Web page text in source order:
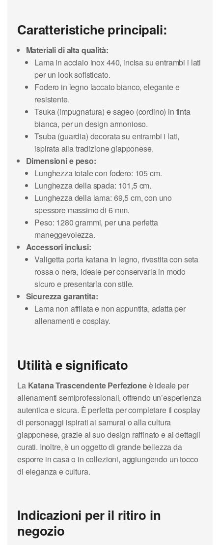
Caratteristiche principali:
Materiali di alta qualità:
Lama in acciaio inox 440, incisa su entrambi i lati
per un look sofisticato.
Fodero in legno laccato bianco, elegante e
resistente.
Tsuka (impugnatura) e sageo (cordino) in tinta
bianca, per un design armonioso.
Tsuba (guardia) decorata su entrambi i lati,
ispirata alla tradizione giapponese.
Dimensioni e peso:
Lunghezza totale con fodero: 105 cm.
Lunghezza della spada: 101,5 cm.
Lunghezza della lama: 69,5 cm, con uno
spessore massimo di 6 mm.
Peso: 1280 grammi, per una perfetta
maneggevolezza.
Accessori inclusi:
Valigetta porta katana in legno, rivestita con seta
rossa o nera, ideale per conservarla in modo
sicuro e presentarla con stile.
Sicurezza garantita:
Lama non affilata e non appuntita, adatta per
allenamenti e cosplay.
Utilità e significato
La Katana Trascendente Perfezioneè ideale per
allenamenti semiprofessionali, offrendo un’esperienza
autentica e sicura. È perfetta per completare il cosplay
di personaggi ispirati ai samurai o alla cultura
giapponese, grazie al suo design raffinato e ai dettagli
curati. Inoltre, è un oggetto di grande bellezza da
esporre in casa o in collezioni, aggiungendo un tocco
di eleganza e cultura.
Indicazioni per il ritiro in
negozio